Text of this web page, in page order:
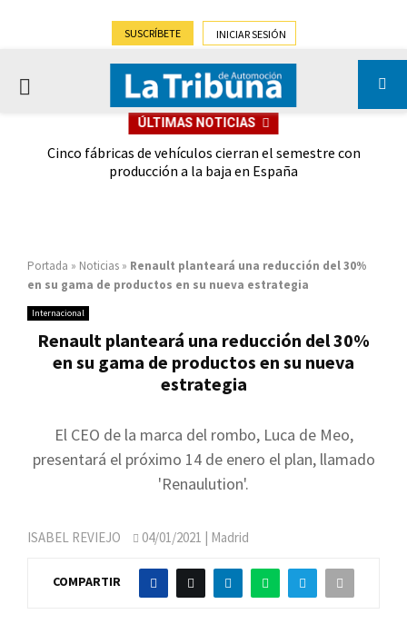
SUSCRÍBETE INICIAR SESIÓN
PRIMARY
ÚLTIMAS NOTICIAS
Cinco fábricas de vehículos cierran el semestre con
producción a la baja en España
Portada » Noticias » Renault planteará una reducción del 30%
en su gama de productos en su nueva estrategia
Internacional
Renault planteará una reducción del 30%
en su gama de productos en su nueva
estrategia
El CEO de la marca del rombo, Luca de Meo,
presentará el próximo 14 de enero el plan, llamado
'Renaulution'.
ISABEL REVIEJO 04/01/2021 | Madrid
COMPARTIR